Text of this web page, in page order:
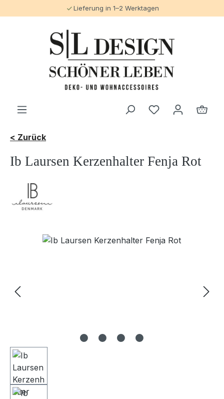
Lieferung in 1–2 Werktagen
< Zurück
Ib Laursen Kerzenhalter Fenja Rot
Bildergalerie überspringen